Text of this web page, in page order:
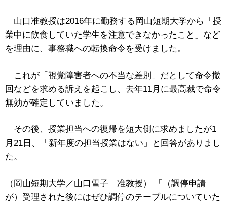
山口准教授は2016年に勤務する岡山短期大学から「授
業中に飲食していた学生を注意できなかったこと」など
を理由に、事務職への転換命令を受けました。
これが「視覚障害者への不当な差別」だとして命令撤
回などを求める訴えを起こし、去年11月に最高裁で命令
無効が確定していました。
その後、授業担当への復帰を短大側に求めましたが1
月21日、「新年度の担当授業はない」と回答がありまし
た。
（岡山短期大学／山口雪子 准教授） 「（調停申請
が）受理された後にはぜひ調停のテーブルについていた